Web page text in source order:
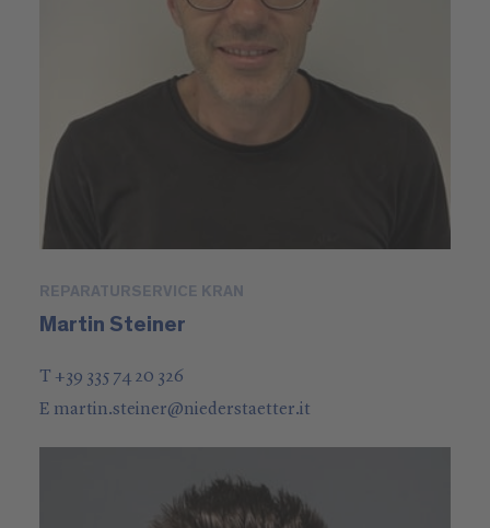
REPARATURSERVICE KRAN
Martin Steiner
T +39 335 74 20 326
E martin.steiner@niederstaetter.it